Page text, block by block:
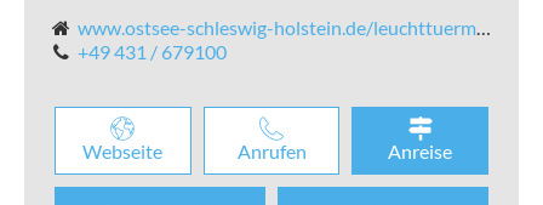
www.ostsee-schleswig-holstein.de/leuchttuerme/details/4341/stammdaten/leuchtturm-kiel-holtenau
+49 431 / 679100
Webseite Anrufen Anreise